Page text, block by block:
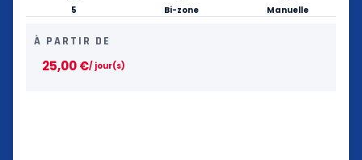
5 Bi-zone Manuelle
À PARTIR DE
25,00€/ jour(s)